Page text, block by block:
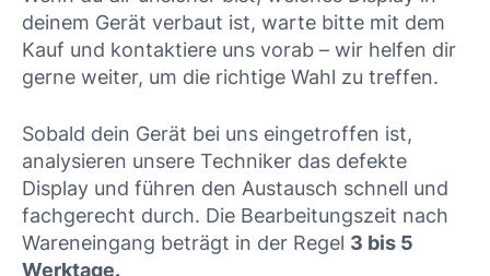
deinem Gerät verbaut ist, warte bitte mit dem
Kauf und kontaktiere uns vorab – wir helfen dir
gerne weiter, um die richtige Wahl zu treffen.
Sobald dein Gerät bei uns eingetroffen ist,
analysieren unsere Techniker das defekte
Display und führen den Austausch schnell und
fachgerecht durch. Die Bearbeitungszeit nach
Wareneingang beträgt in der Regel 3 bis 5
Werktage.